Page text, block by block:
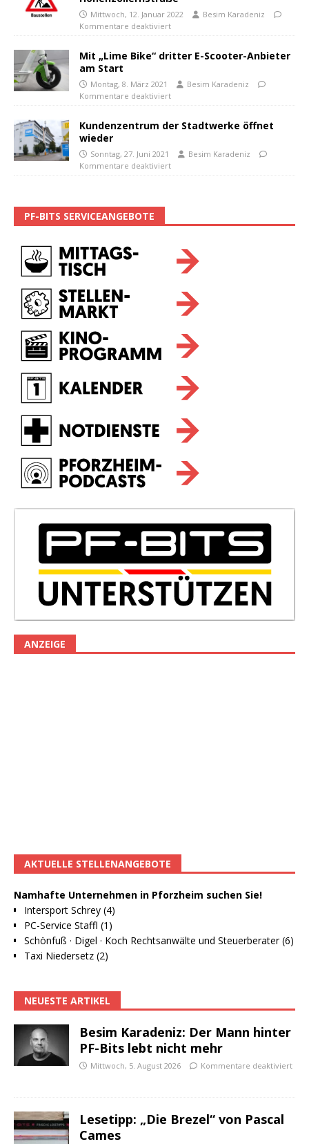
Mittwoch, 12. Januar 2022
Besim Karadeniz
Kommentare deaktiviert
Mit „Lime Bike“ dritter E-Scooter-Anbieter
am Start
Montag, 8. März 2021
Besim Karadeniz
Kommentare deaktiviert
Kundenzentrum der Stadtwerke öffnet
wieder
Sonntag, 27. Juni 2021
Besim Karadeniz
Kommentare deaktiviert
PF-BITS SERVICEANGEBOTE
ANZEIGE
AKTUELLE STELLENANGEBOTE
Namhafte Unternehmen in Pforzheim suchen Sie!
Intersport Schrey (4)
PC-Service Staffl (1)
Schönfuß · Digel · Koch Rechtsanwälte und Steuerberater (6)
Taxi Niedersetz (2)
NEUESTE ARTIKEL
Besim Karadeniz: Der Mann hinter
PF-Bits lebt nicht mehr
Mittwoch, 5. August 2026 Kommentare deaktiviert
Lesetipp: „Die Brezel“ von Pascal
Cames